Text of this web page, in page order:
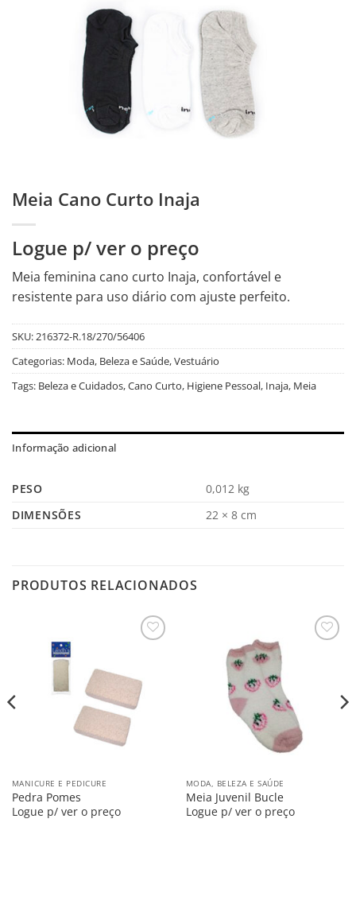
Meia Cano Curto Inaja
Logue p/ ver o preço
Meia feminina cano curto Inaja, confortável e
resistente para uso diário com ajuste perfeito.
SKU:216372-R.18/270/56406
Categorias: Moda, Beleza e Saúde,Vestuário
Tags: Beleza e Cuidados,Cano Curto, Higiene Pessoal, Inaja, Meia
Informação adicional
PESO
0,012 kg
DIMENSÕES
22 × 8 cm
PRODUTOS RELACIONADOS
MANICURE E PEDICURE
Pedra Pomes
Logue p/ ver o preço
MODA, BELEZA E SAÚDE
Meia Juvenil Bucle
Logue p/ ver o preço